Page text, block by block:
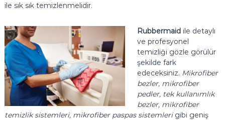
ile sık sık temizlenmelidir.
Rubbermaidile detaylı
ve profesyonel
temizliği gözle görülür
şekilde fark
edeceksiniz. Mikrofiber
bezler, mikrofiber
pedler, tek kullanımlık
bezler, mikrofiber
temizlik sistemleri, mikrofiber paspas sistemlerigibi geniş